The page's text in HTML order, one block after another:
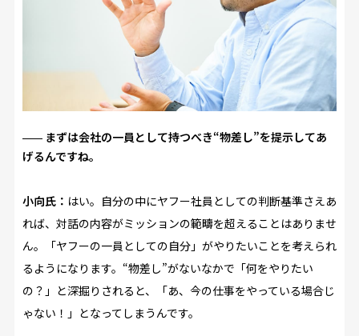
まずは会社の一員として持つべき“物差し”を提示してあ
げるんですね。
小向氏： はい。自分の中にヤフー社員としての判断基準さえあ
れば、対話の内容がミッションの範疇を超えることはありませ
ん。「ヤフーの一員としての自分」がやりたいことを考えられ
るようになります。“物差し”がないなかで「何をやりたい
の？」と深掘りされると、「あ、今の仕事をやっている場合じ
ゃない！」となってしまうんです。